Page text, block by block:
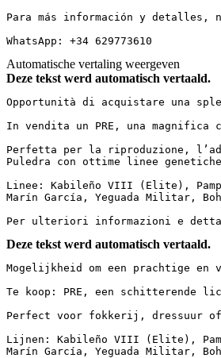
Para más información y detalles,
WhatsApp: +34 629773610
Automatische vertaling weergeven
Deze tekst werd automatisch vertaald.
Opportunità di acquistare una
In vendita un PRE, una
Perfetta per la riproduzione,
Puledra con ottime linee
Linee: Kabileño VIII (Elite),
Marín García, Yeguada Militar,
Per ulteriori informazioni e
Deze tekst werd automatisch vertaald.
Mogelijkheid om een prachtige en
Te koop: PRE, een schitterende
Perfect voor fokkerij, dressuur of
Lijnen: Kabileño VIII (Elite),
Marín García, Yeguada Militar,